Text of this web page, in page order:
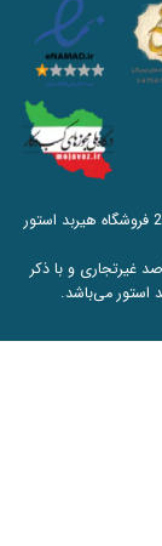
آدرس: اصفهان، سپاهان شهر، بلوار غدیر، پاساژ مروارید، پلاک 22 فروشگاه هیربد استور
غیرتجاری و با ذکر
استور می‌باشد.​​​​​​​